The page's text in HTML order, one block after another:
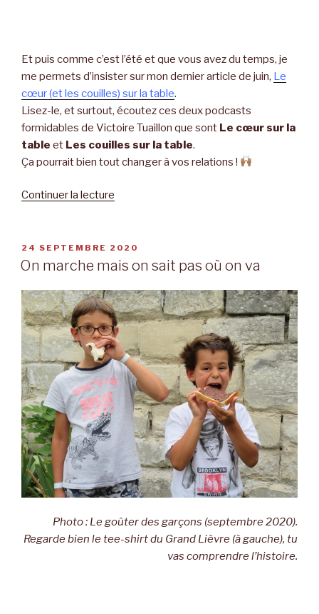
Et puis comme c’est l’été et que vous avez du temps, je
me permets d’insister sur mon dernier article de juin, Le
cœur (et les couilles) sur la table.
Lisez-le, et surtout, écoutez ces deux podcasts
formidables de Victoire Tuaillon que sont Le cœur sur la
table et Les couilles sur la table.
Ça pourrait bien tout changer à vos relations !
Continuer la lecture
éphémères »
PUBLIÉ
LE
24 SEPTEMBRE 2020
On marche mais on sait pas où on va
Photo : Le goûter des garçons (septembre 2020).
Regarde bien le tee-shirt du Grand Lièvre (à gauche), tu
vas comprendre l’histoire.